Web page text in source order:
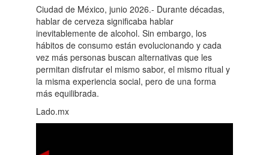
Ciudad de México, junio 2026.- Durante décadas,
hablar de cerveza significaba hablar
inevitablemente de alcohol. Sin embargo, los
hábitos de consumo están evolucionando y cada
vez más personas buscan alternativas que les
permitan disfrutar el mismo sabor, el mismo ritual y
la misma experiencia social, pero de una forma
más equilibrada.
Lado.mx